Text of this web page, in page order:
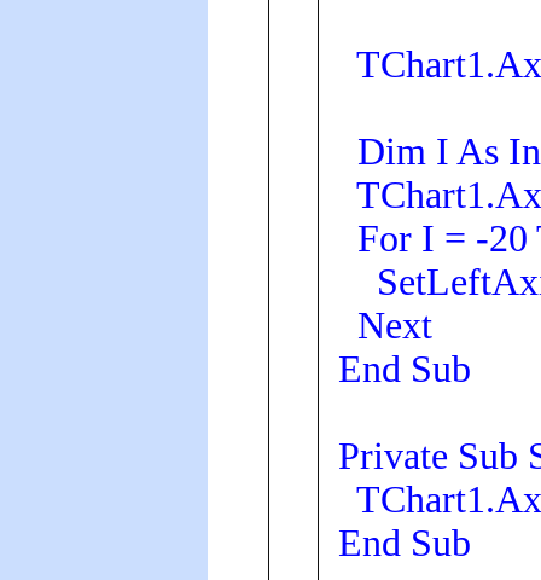
Dim I As
For I = -20
Next
End Sub
Private Sub
End Sub